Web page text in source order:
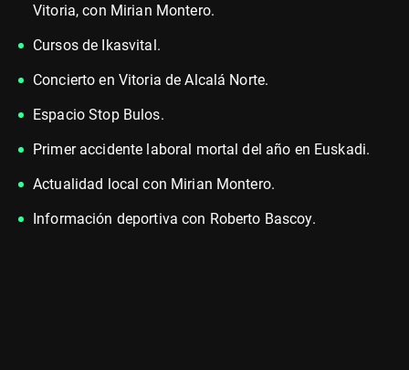
Vitoria, con Mirian Montero.
Cursos de Ikasvital.
Concierto en Vitoria de Alcalá Norte.
Espacio Stop Bulos.
Primer accidente laboral mortal del año en Euskadi.
Actualidad local con Mirian Montero.
Información deportiva con Roberto Bascoy.